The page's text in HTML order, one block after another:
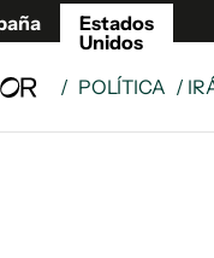
Estados
Unidos
/ POLÍTICA /